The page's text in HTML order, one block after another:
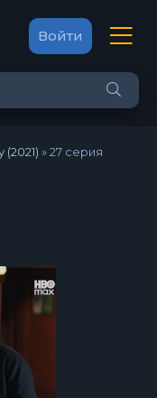
Войти
(2021) »27 серия